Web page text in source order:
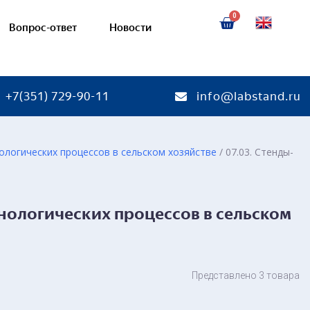
с натуральными деталями
Стенды-планшеты с
Вопрос-ответ Новости
+7(351) 729-90-11 info@labstand.ru
процессов в сельском хозяйстве / 07.03. Стенды-
процессов в сельском
Представлено 3 товара